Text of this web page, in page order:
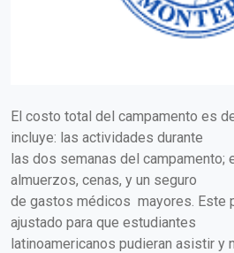
El costo total del campamento es
incluye: las actividades durante
las dos semanas del campamento;
almuerzos, cenas, y un seguro
de gastos médicos mayores. Este
ajustado para que estudiantes
latinoamericanos pudieran asistir y